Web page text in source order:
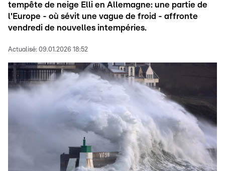
tempête de neige Elli en Allemagne: une partie de
l'Europe - où sévit une vague de froid - affronte
vendredi de nouvelles intempéries.
Actualisé: 09.01.2026 18:52